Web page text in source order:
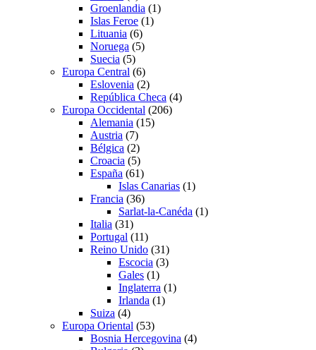
Groenlandia (1)
Islas Feroe (1)
Lituania (6)
Noruega (5)
Suecia (5)
Europa Central (6)
Eslovenia (2)
República Checa (4)
Europa Occidental (206)
Alemania (15)
Austria (7)
Bélgica (2)
Croacia (5)
España (61)
Islas Canarias (1)
Francia (36)
Sarlat-la-Canéda (1)
Italia (31)
Portugal (11)
Reino Unido (31)
Escocia (3)
Gales (1)
Inglaterra (1)
Irlanda (1)
Suiza (4)
Europa Oriental (53)
Bosnia Hercegovina (4)